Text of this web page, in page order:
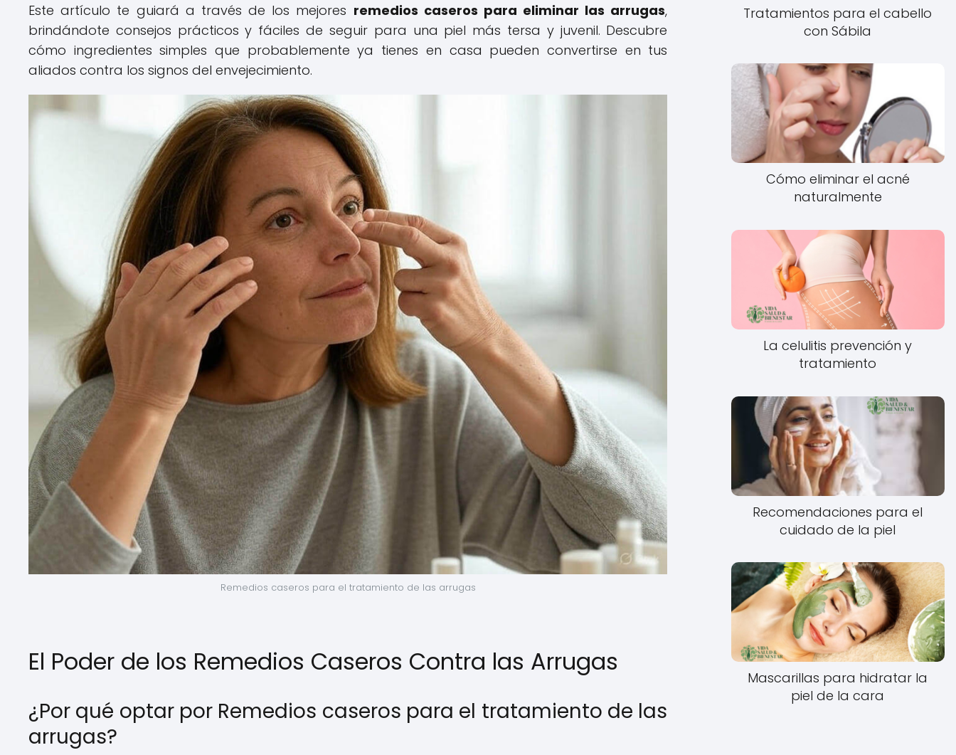
Este artículo te guiará a través de los mejores remedios caseros para eliminar las arrugas,
brindándote consejos prácticos y fáciles de seguir para una piel más tersa y juvenil. Descubre
cómo ingredientes simples que probablemente ya tienes en casa pueden convertirse en tus
aliados contra los signos del envejecimiento.
Remedios caseros para el tratamiento de las arrugas
El Poder de los Remedios Caseros Contra las Arrugas
¿Por qué optar por Remedios caseros para el tratamiento de las
arrugas?
Tratamientos para el cabello
con Sábila
Cómo eliminar el acné
naturalmente
La celulitis prevención y
tratamiento
Recomendaciones para el
cuidado de la piel
Mascarillas para hidratar la
piel de la cara